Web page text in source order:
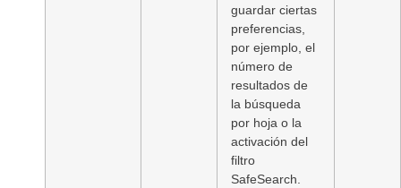
guardar ciertas
preferencias,
por ejemplo, el
número de
resultados de
la búsqueda
por hoja o la
activación del
filtro
SafeSearch.